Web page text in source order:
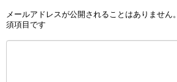
メールアドレスが公開されることはありません。
須項目です